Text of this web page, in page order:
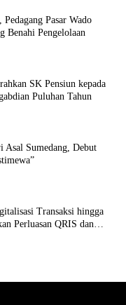
Pasar Wado
Benahi Pengelolaan
SK Pensiun kepada
Puluhan Tahun
Asal Sumedang, Debut
Transaksi hingga
Perluasan QRIS dan